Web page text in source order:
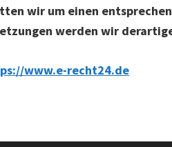
wir um einen
werden wir
www.e-recht24.de